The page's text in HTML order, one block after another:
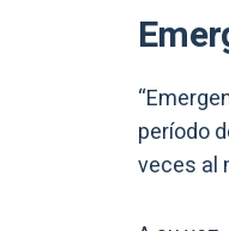
período
veces al